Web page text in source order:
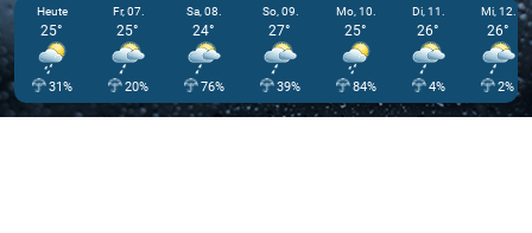
Heute
25°
31%
Fr, 07.
25°
20%
Sa, 08.
24°
76%
So, 09.
27°
39%
Mo, 10.
25°
84%
Di, 11.
26°
4%
Mi, 12.
26°
2%